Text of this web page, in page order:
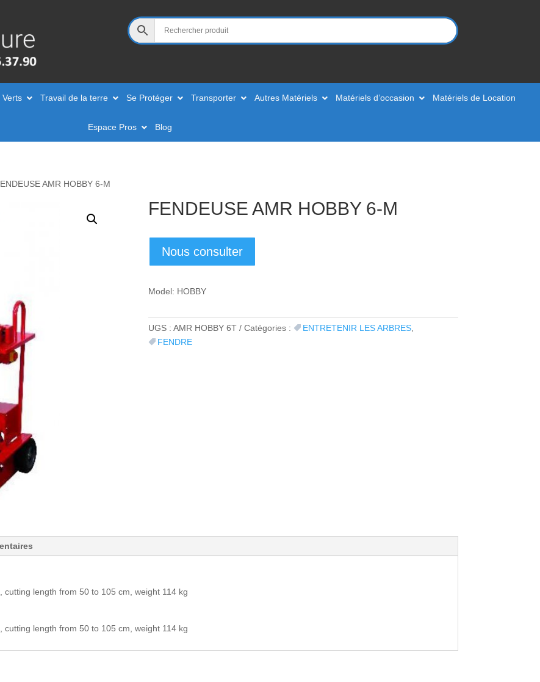
Verts Travail de la terre Se Protéger Transporter Autres Matériels Matériels d’occasion Matériels de Location
Espace Pros Blog
AMR HOBBY 6-M
FENDEUSE AMR HOBBY 6-M
Nous consulter
Model: HOBBY
UGS : AMR HOBBY 6T Catégories : ENTRETENIR LES ARBRES,
FENDRE
length from 50 to 105 cm, weight 114 kg
length from 50 to 105 cm, weight 114 kg